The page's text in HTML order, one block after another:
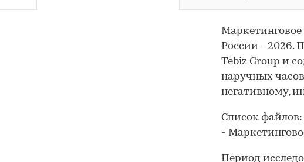
России - 2026.
Tebiz Group и
наручных
негативному,
Список файлов:
-
Период